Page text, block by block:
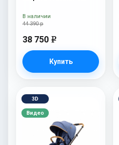
44 390 р
38 750 e
Купить
В наличии
3D
Видео